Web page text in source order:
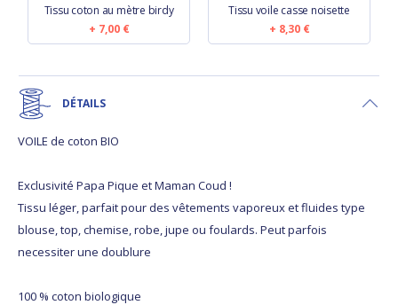
Tissu coton au mètre birdy
7,00 €
Tissu voile casse noisette
8,30 €
DÉTAILS
VOILE de coton BIO
Exclusivité Papa Pique et Maman Coud !
Tissu léger, parfait pour des vêtements vaporeux et fluides type
blouse, top, chemise, robe, jupe ou foulards. Peut parfois
necessiter une doublure
100 % coton biologique